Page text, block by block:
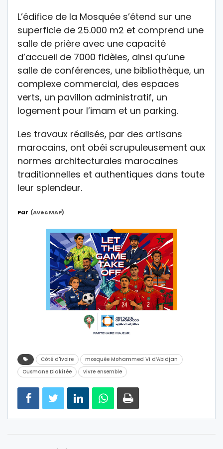
L’édifice de la Mosquée s’étend sur une
superficie de 25.000 m2 et comprend une
salle de prière avec une capacité
d’accueil de 7000 fidèles, ainsi qu’une
salle de conférences, une bibliothèque, un
complexe commercial, des espaces
verts, un pavillon administratif, un
logement pour l’imam et un parking.
Les travaux réalisés, par des artisans
marocains, ont obéi scrupuleusement aux
normes architecturales marocaines
traditionnelles et authentiques dans toute
leur splendeur.
Par (avec MAP)
Côté d'Ivoire
mosquée Mohammed VI d’Abidjan
Ousmane Diakitée
vivre ensemble